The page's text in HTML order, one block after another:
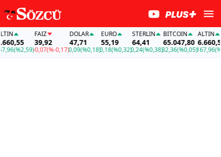
(%2,59)
FAİZ
39,92
-0,07(%-0,17)
DOLAR
47,71
0,09(%0,18)
EURO
55,19
0,18(%0,32)
STERLIN
64,41
0,24(%0,38)
BITCOIN
65.047,80
32,36(%0,05)
ALTIN
6.660,55
167,96